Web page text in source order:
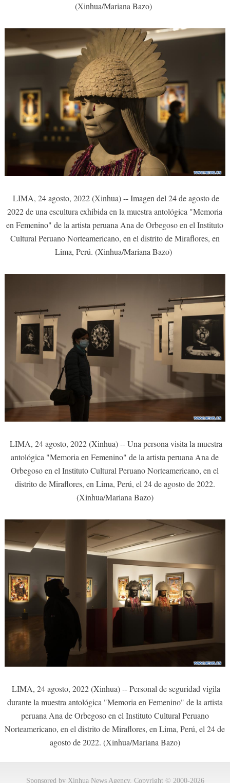
(Xinhua/Mariana Bazo)
LIMA, 24 agosto, 2022 (Xinhua) -- Imagen del 24 de agosto de
2022 de una escultura exhibida en la muestra antológica "Memoria
en Femenino" de la artista peruana Ana de Orbegoso en el Instituto
Cultural Peruano Norteamericano, en el distrito de Miraflores, en
Lima, Perú. (Xinhua/Mariana Bazo)
LIMA, 24 agosto, 2022 (Xinhua) -- Una persona visita la muestra
antológica "Memoria en Femenino" de la artista peruana Ana de
Orbegoso en el Instituto Cultural Peruano Norteamericano, en el
distrito de Miraflores, en Lima, Perú, el 24 de agosto de 2022.
(Xinhua/Mariana Bazo)
LIMA, 24 agosto, 2022 (Xinhua) -- Personal de seguridad vigila
durante la muestra antológica "Memoria en Femenino" de la artista
peruana Ana de Orbegoso en el Instituto Cultural Peruano
Norteamericano, en el distrito de Miraflores, en Lima, Perú, el 24 de
agosto de 2022. (Xinhua/Mariana Bazo)
Sponsored by Xinhua News Agency. Copyright © 2000-2026